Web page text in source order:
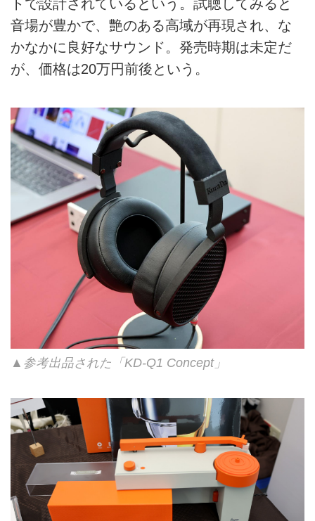
トで設計されているという。試聴してみると
音場が豊かで、艶のある高域が再現され、な
かなかに良好なサウンド。発売時期は未定だ
が、価格は20万円前後という。
▲参考出品された「KD-Q1 Concept」